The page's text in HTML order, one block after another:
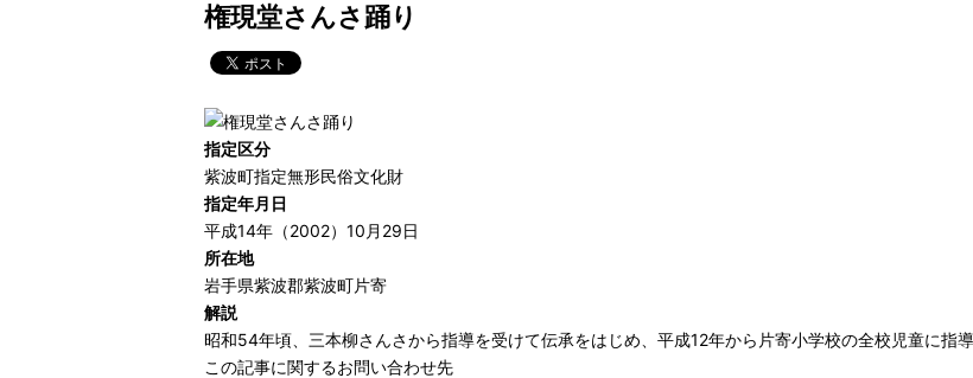
権現堂さんさ踊り
指定区分
紫波町指定無形民俗文化財
指定年月日
平成14年（2002）10月29日
所在地
岩手県紫波郡紫波町片寄
解説
昭和54年頃、三本柳さんさから指導を受けて伝承をはじめ、平成12年から片寄小学校の全校児童に指
この記事に関するお問い合わせ先